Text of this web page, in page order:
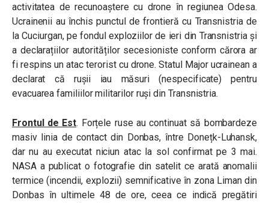
activitatea de recunoaștere cu drone în regiunea Odesa.
Ucrainenii au închis punctul de frontieră cu Transnistria de
la Cuciurgan, pe fondul exploziilor de ieri din Transnistria și
a declarațiilor autorităților secesioniste conform cărora ar
fi respins un atac terorist cu drone. Statul Major ucrainean a
declarat că rușii iau măsuri (nespecificate) pentru
evacuarea familiilor militarilor ruși din Transnistria.
Frontul de Est. Forțele ruse au continuat să bombardeze
masiv linia de contact din Donbas, între Donețk-Luhansk,
dar nu au executat niciun atac la sol confirmat pe 3 mai.
NASA a publicat o fotografie din satelit ce arată anomalii
termice (incendii, explozii) semnificative în zona Liman din
Donbas în ultimele 48 de ore, ceea ce indică pregătiri